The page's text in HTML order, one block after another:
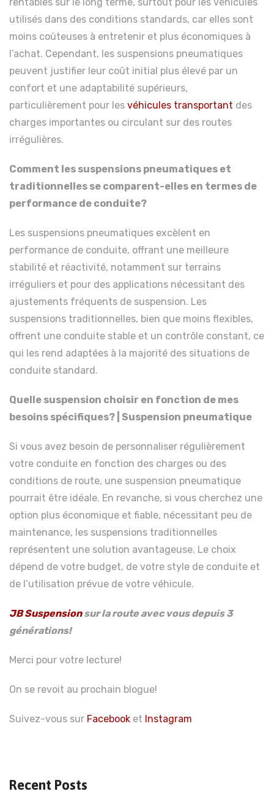
utilisés dans des conditions standards, car elles sont
moins coûteuses à entretenir et plus économiques à
l’achat. Cependant, les suspensions pneumatiques
peuvent justifier leur coût initial plus élevé par un
confort et une adaptabilité supérieurs,
particulièrement pour les véhicules transportant des
charges importantes ou circulant sur des routes
irrégulières.
Comment les suspensions pneumatiques et
traditionnelles se comparent-elles en termes de
performance de conduite?
Les suspensions pneumatiques excèlent en
performance de conduite, offrant une meilleure
stabilité et réactivité, notamment sur terrains
irréguliers et pour des applications nécessitant des
ajustements fréquents de suspension. Les
suspensions traditionnelles, bien que moins flexibles,
offrent une conduite stable et un contrôle constant, ce
qui les rend adaptées à la majorité des situations de
conduite standard.
Quelle suspension choisir en fonction de mes
besoins spécifiques? | Suspension pneumatique
Si vous avez besoin de personnaliser régulièrement
votre conduite en fonction des charges ou des
conditions de route, une suspension pneumatique
pourrait être idéale. En revanche, si vous cherchez une
option plus économique et fiable, nécessitant peu de
maintenance, les suspensions traditionnelles
représentent une solution avantageuse. Le choix
dépend de votre budget, de votre style de conduite et
de l’utilisation prévue de votre véhicule.
JB Suspensionsur la route avec vous depuis 3
générations!
Merci pour votre lecture!
On se revoit au prochain blogue!
Suivez-vous sur Facebook et Instagram
Recent Posts